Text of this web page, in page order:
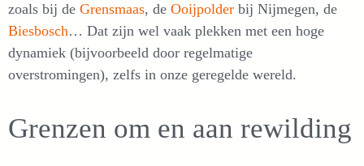
zoals bij de Grensmaas, de Ooijpolder bij Nijmegen, de
Biesbosch… Dat zijn wel vaak plekken met een hoge
dynamiek (bijvoorbeeld door regelmatige
overstromingen), zelfs in onze geregelde wereld.
Grenzen om en aan rewilding